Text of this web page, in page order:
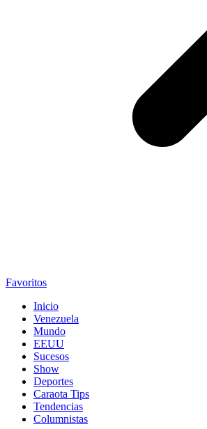
Favoritos
Inicio
Venezuela
Mundo
EEUU
Sucesos
Show
Deportes
Caraota Tips
Tendencias
Columnistas